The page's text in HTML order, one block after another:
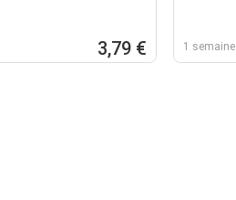
3,79 € 1 semaine